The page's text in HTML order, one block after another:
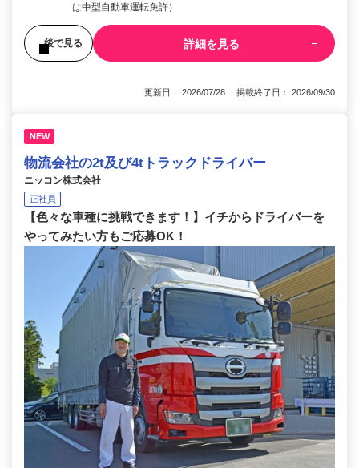
は中型自動車運転免許）
後で見る 詳細を見る
更新日： 2026/07/28 掲載終了日： 2026/09/30
NEW
物流会社の2t及び4tトラックドライバー
ニッコン株式会社
正社員
【色々な車種に挑戦できます！】イチからドライバーを
やってみたい方もご応募OK！